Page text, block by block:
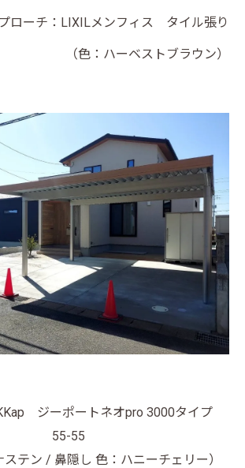
ローチ：LIXILメンフィス タイル張り
（色：ハーベストブラウン）
ジーポートネオpro 3000タイプ
55-55
ステン / 鼻隠し 色：ハニーチェリー）